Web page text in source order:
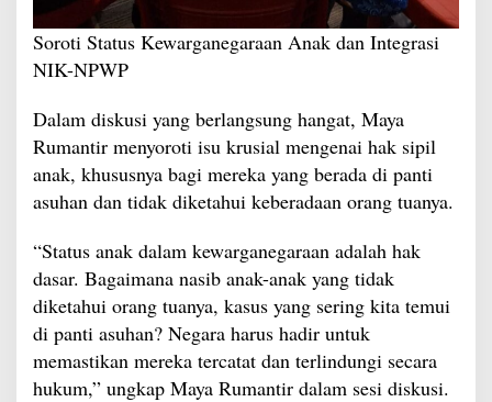
Soroti Status Kewarganegaraan Anak dan Integrasi
NIK-NPWP
Dalam diskusi yang berlangsung hangat, Maya
Rumantir menyoroti isu krusial mengenai hak sipil
anak, khususnya bagi mereka yang berada di panti
asuhan dan tidak diketahui keberadaan orang tuanya.
“Status anak dalam kewarganegaraan adalah hak
dasar. Bagaimana nasib anak-anak yang tidak
diketahui orang tuanya, kasus yang sering kita temui
di panti asuhan? Negara harus hadir untuk
memastikan mereka tercatat dan terlindungi secara
hukum,” ungkap Maya Rumantir dalam sesi diskusi.